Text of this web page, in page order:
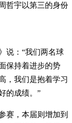
哲宇以第三的身份
说：“我们两名球
保持着进步的势
，我们是抱着学习
的成绩。”
赛，本届则增加到